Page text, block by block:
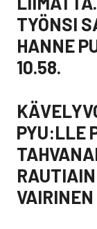
TYÖNSI
HANNE
10.58.
PYU:LLE
VAIRINEN